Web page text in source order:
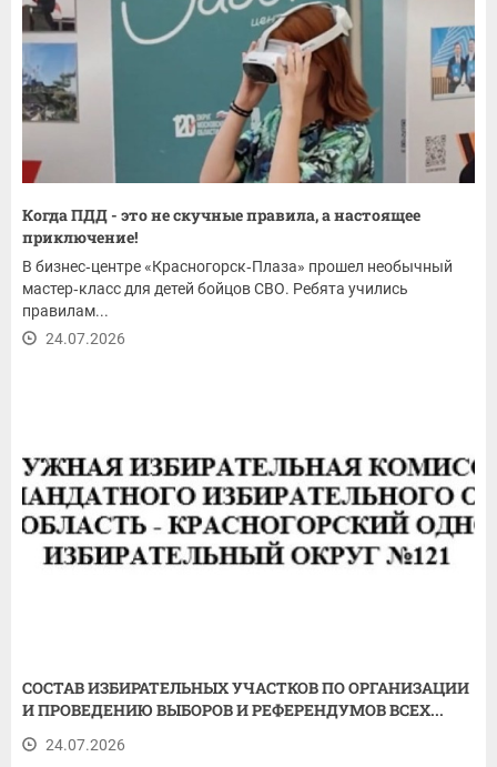
Когда ПДД - это не скучные правила, а настоящее
приключение!
В бизнес‑центре «Красногорск‑Плаза» прошел необычный
мастер‑класс для детей бойцов СВО. Ребята учились
правилам...
24.07.2026
СОСТАВ ИЗБИРАТЕЛЬНЫХ УЧАСТКОВ ПО ОРГАНИЗАЦИИ
И ПРОВЕДЕНИЮ ВЫБОРОВ И РЕФЕРЕНДУМОВ ВСЕХ...
24.07.2026